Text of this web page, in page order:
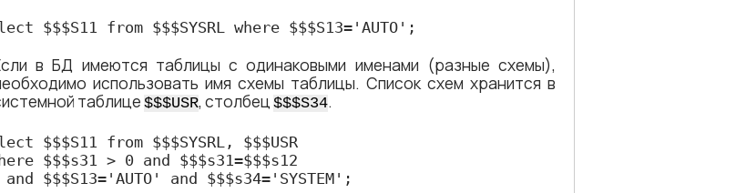
$$$S11 from $$$SYSRL where $$$S13='AUTO';
в БД имеются таблицы c одинаковыми именами (разные схемы),
использовать имя схемы таблицы. Список схем хранится в
таблице $$$USR, столбец $$$S34.
$$$S11 from $$$SYSRL, $$$USR
   and $$$S13='AUTO' and $$$s34='SYSTEM';